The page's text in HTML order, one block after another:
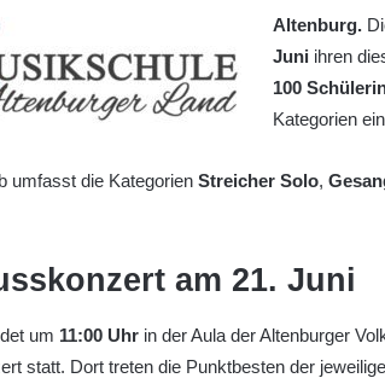
Altenburg.
Juni ihren
100
Kategorien
umfasst die Kategorien Streicher Solo,
am 21. Juni
um 11:00 Uhr in der Aula der Altenburger
statt. Dort treten die Punktbesten der